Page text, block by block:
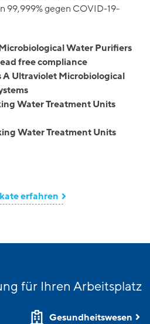
99,999% gegen COVID-19-
Water Purifiers
free compliance
A Ultraviolet Microbiological
Water Treatment Units
Water Treatment Units
erfahren
für Ihren Arbeitsplatz
Gesundheitswesen